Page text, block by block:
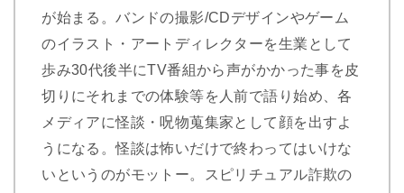
が始まる。バンドの撮影/CDデザインやゲーム
のイラスト・アートディレクターを生業として
歩み30代後半にTV番組から声がかかった事を皮
切りにそれまでの体験等を人前で語り始め、各
メディアに怪談・呪物蒐集家として顔を出すよ
うになる。怪談は怖いだけで終わってはいけな
いというのがモットー。スピリチュアル詐欺の